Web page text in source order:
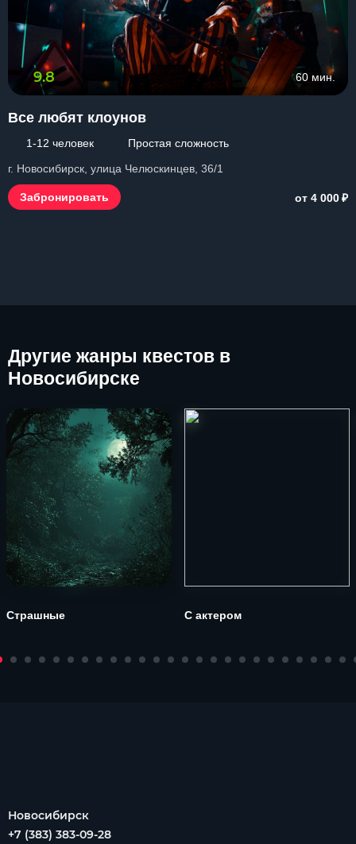
9.8 60 мин.
Все любят клоунов
1-12 человек
Простая сложность
г. Новосибирск, улица Челюскинцев, 36/1
Забронировать от 4 000₽
Другие жанры квестов в
Новосибирске
Страшные С актером
Новосибирск
+7 (383) 383-09-28